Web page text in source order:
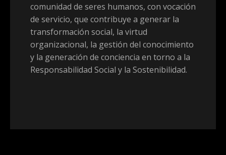
comunidad de seres humanos, con vocación
de servicio, que contribuye a generar la
transformación social, la virtud
organizacional, la gestión del conocimiento
y la generación de conciencia en torno a la
Responsabilidad Social y la Sostenibilidad.